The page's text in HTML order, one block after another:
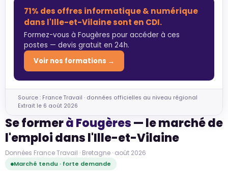
71% des offres informatique & numérique
dans l'Ille-et-Vilaine sont en CDI.
Formez-vous à Fougères pour accéder à ces
postes — devis gratuit en 24h.
Voir nos formations →
Source : France Travail · données officielles au niveau régional
Extrait le 6 août 2026
Se formerà Fougères— le marché de
l'emploi dans l'Ille-et-Vilaine
Données France Travail · Bretagne · août 2026
Marché tendu · forte demande